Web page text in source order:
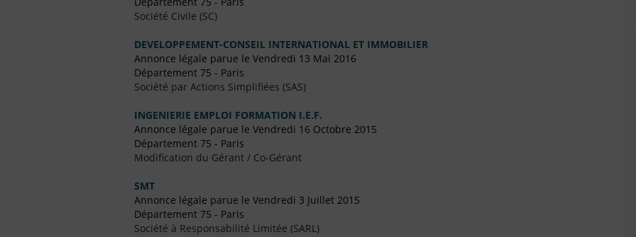
Société Civile (SC)
DEVELOPPEMENT-CONSEIL INTERNATIONAL ET IMMOBILIER
Annonce légale parue le Vendredi 13 Mai 2016
Département 75 - Paris
Société par Actions Simplifiées (SAS)
INGENIERIE EMPLOI FORMATION I.E.F.
Annonce légale parue le Vendredi 16 Octobre 2015
Département 75 - Paris
Modification du Gérant / Co-Gérant
SMT
Annonce légale parue le Vendredi 3 Juillet 2015
Département 75 - Paris
Société à Responsabilité Limitée (SARL)